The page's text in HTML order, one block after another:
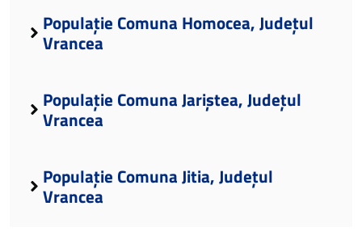
Populație Comuna Homocea, Județul
Vrancea
Populație Comuna Jariștea, Județul
Vrancea
Populație Comuna Jitia, Județul
Vrancea